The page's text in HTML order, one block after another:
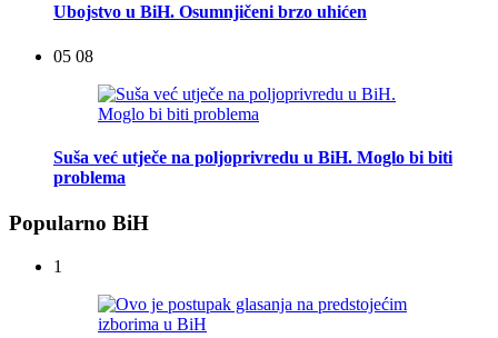
Ubojstvo u BiH. Osumnjičeni brzo uhićen
05 08
Suša već utječe na poljoprivredu u BiH. Moglo bi biti
problema
Popularno BiH
1